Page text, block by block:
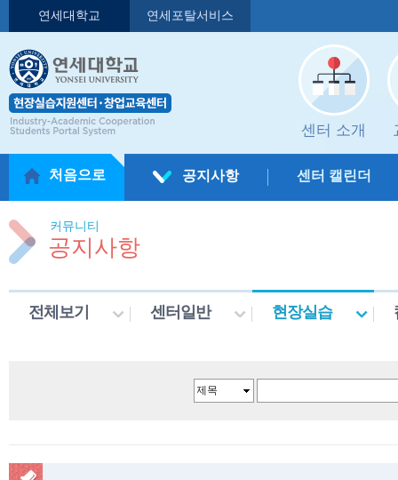
연세대학교 연세포탈서비스
센터 소개
처음으로 공지사항 센터 캘린더
커뮤니티
공지사항
전체보기 센터일반 현장실습